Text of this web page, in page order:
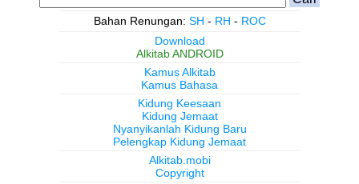
Bahan Renungan: SH - RH - ROC
Download
Alkitab ANDROID
Kamus Alkitab
Kamus Bahasa
Kidung Keesaan
Kidung Jemaat
Nyanyikanlah Kidung Baru
Pelengkap Kidung Jemaat
Alkitab.mobi
Copyright